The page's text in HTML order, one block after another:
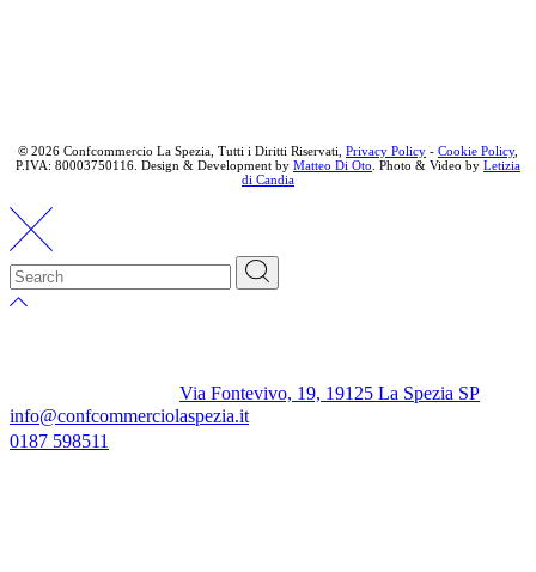
© 2026 Confcommercio La Spezia, Tutti i Diritti Riservati, Privacy Policy - Cookie Policy,
P.IVA: 80003750116. Design & Development by Matteo Di Oto. Photo & Video by Letizia
di Candia
Via Fontevivo, 19, 19125 La Spezia SP
info@confcommerciolaspezia.it
0187 598511